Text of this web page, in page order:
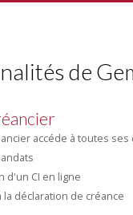
de
accéde à toutes
d'un CI en ligne
la déclaration de créance